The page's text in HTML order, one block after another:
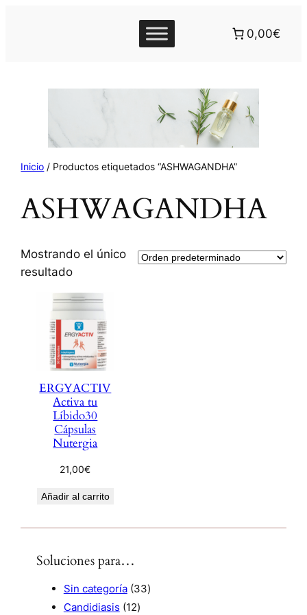
0,00€
Inicio / Productos etiquetados “ASHWAGANDHA”
ASHWAGANDHA
Mostrando el único
resultado
ERGYACTIV
Activa tu
Líbido30
Cápsulas
Nutergia
21,00€
Añadir al carrito
Soluciones para…
Sin categoría 333
Candidiasis 121